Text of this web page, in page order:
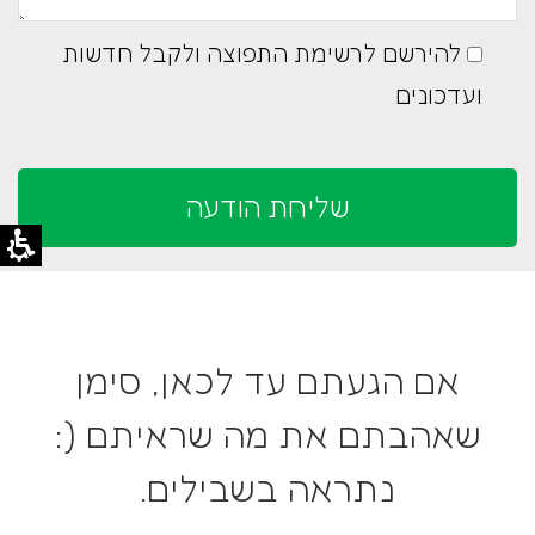
להירשם לרשימת התפוצה ולקבל חדשות
ועדכונים
אם הגעתם עד לכאן, סימן
שאהבתם את מה שראיתם (:
נתראה בשבילים.